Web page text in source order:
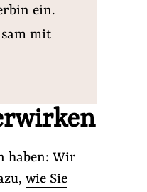
ein.
mit
haben: Wir
wie Sie